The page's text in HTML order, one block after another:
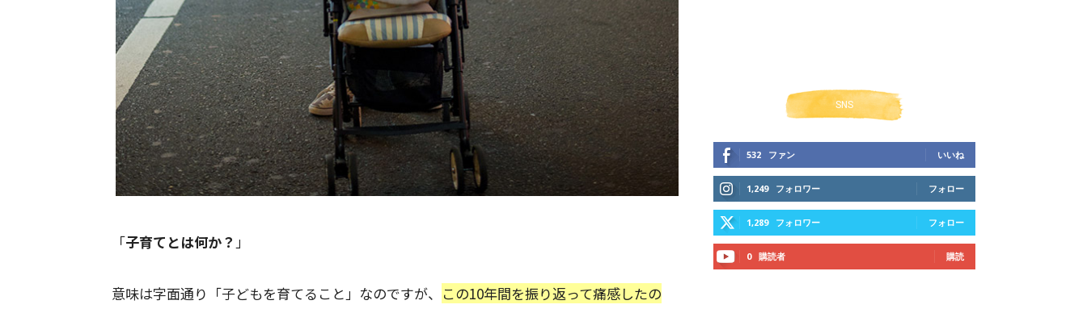
「子育てとは何か？ 」
意味は字面通り「子どもを育てること」なのですが、 この10年間を振り返って痛感したの
SNS
532 ファン いいね
1,249 フォロワー フォロー
1,289 フォロワー フォロー
0 購読者 購読